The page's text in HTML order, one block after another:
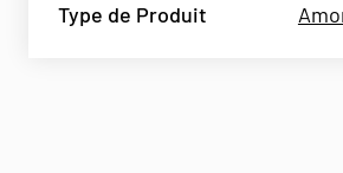
Type de Produit